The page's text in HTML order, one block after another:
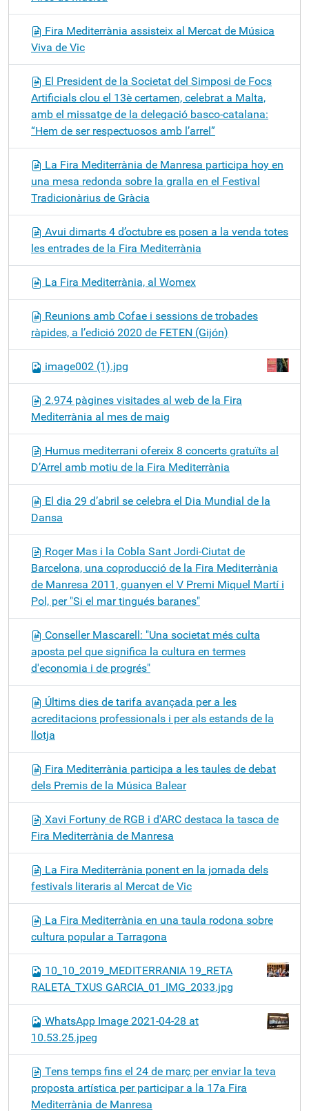
Fira Mediterrània assisteix al Mercat de Música
Viva de Vic
El President de la Societat del Simposi de Focs
Artificials clou el 13è certamen, celebrat a Malta,
amb el missatge de la delegació basco-catalana:
“Hem de ser respectuosos amb l’arrel”
La Fira Mediterrània de Manresa participa hoy en
una mesa redonda sobre la gralla en el Festival
Tradicionàrius de Gràcia
Avui dimarts 4 d’octubre es posen a la venda totes
les entrades de la Fira Mediterrània
La Fira Mediterrània, al Womex
Reunions amb Cofae i sessions de trobades
ràpides, a l’edició 2020 de FETEN (Gijón)
image002 (1).jpg
2.974 pàgines visitades al web de la Fira
Mediterrània al mes de maig
Humus mediterrani ofereix 8 concerts gratuïts al
D’Arrel amb motiu de la Fira Mediterrània
El dia 29 d’abril se celebra el Dia Mundial de la
Dansa
Roger Mas i la Cobla Sant Jordi-Ciutat de
Barcelona, una coproducció de la Fira Mediterrània
de Manresa 2011, guanyen el V Premi Miquel Martí i
Pol, per "Si el mar tingués baranes"
Conseller Mascarell: "Una societat més culta
aposta pel que significa la cultura en termes
d'economia i de progrés"
Últims dies de tarifa avançada per a les
acreditacions professionals i per als estands de la
llotja
Fira Mediterrània participa a les taules de debat
dels Premis de la Música Balear
Xavi Fortuny de RGB i d'ARC destaca la tasca de
Fira Mediterrània de Manresa
La Fira Mediterrània ponent en la jornada dels
festivals literaris al Mercat de Vic
La Fira Mediterrània en una taula rodona sobre
cultura popular a Tarragona
10_10_2019_MEDITERRANIA 19_RETA
RALETA_TXUS GARCIA_01_IMG_2033.jpg
WhatsApp Image 2021-04-28 at
10.53.25.jpeg
Tens temps fins el 24 de març per enviar la teva
proposta artística per participar a la 17a Fira
Mediterrània de Manresa